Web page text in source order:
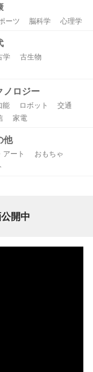
ーツ 脳科学 心理学
学 古生物
ノロジー
能 ロボット
交通
家電
他
アート
おもちゃ
開中